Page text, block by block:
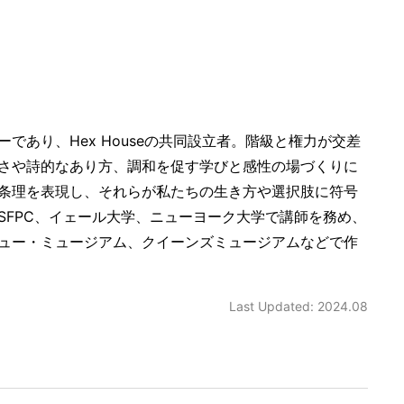
あり、Hex Houseの共同設立者。階級と権力が交差
や詩的なあり方、調和を促す学びと感性の場づくりに
理を表現し、それらが私たちの生き方や選択肢に符号
、イェール大学、ニューヨーク大学で講師を務め、
ー・ミュージアム、クイーンズミュージアムなどで作
Last Updated: 2024.08